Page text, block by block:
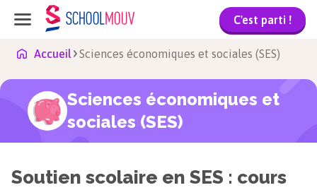
C'est parti !
Accueil Sciences économiques et sociales (SES)
Sciences économiques et
sociales (SES)
Soutien scolaire en SES : cours